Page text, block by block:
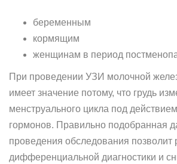
беременным
кормящим
женщинам в период
При проведении УЗИ молочной
имеет значение потому, что грудь
менструального цикла под
гормонов. Правильно подобранная
проведения обследования
дифференциальной диагностики и